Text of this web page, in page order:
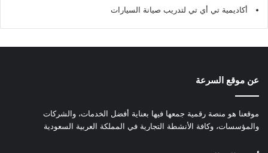
أكاديمية تي أي تي لتدريب صيانة السيارات
عن موقع السرعة
موقعنا هو منصة رقمية جمعها فيها بعناية أفضل الخدمات، والشركات
والمؤسسات، وكافة الأنشطة التجارية في المملكة العربية السعودية